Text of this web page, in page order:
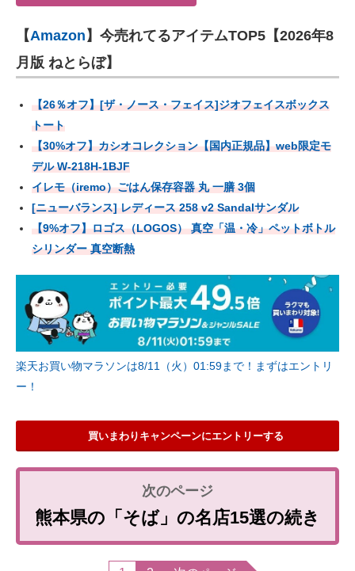
【Amazon 】今売れてるアイテムTOP5【2026年8
月版 ねとらぼ】
【26％オフ】[ザ・ノース・フェイス]ジオフェイスボックス
トート
【30%オフ】カシオコレクション【国内正規品】web限定モ
デル W-218H-1BJF
イレモ（iremo）ごはん保存容器 丸 一膳 3個
[ニューバランス] レディース 258 v2 Sandalサンダル
【9%オフ】ロゴス（LOGOS） 真空「温・冷」ペットボトル
シリンダー 真空断熱
楽天お買い物マラソンは8/11（火）01:59まで！まずはエントリ
ー！
買いまわりキャンペーンにエントリーする
熊本県の「そば」の名店15選の続き